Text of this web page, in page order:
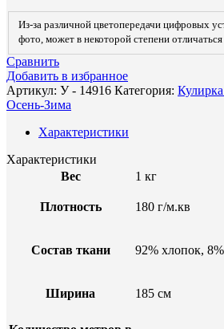
Из-за различной цветопередачи цифровых
фото, может в некоторой степени отличаться
Сравнить
Добавить в избранное
Артикул: У - 14916 Категория:
Осень-Зима
Характеристики
Характеристики
Вес
1 кг
Плотность 180 г/м.кв
Состав ткани 92% хлопок,
Ширина 185 см